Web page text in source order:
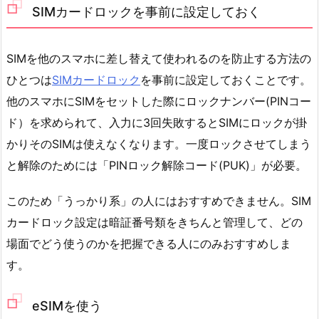
SIMカードロックを事前に設定しておく
SIMを他のスマホに差し替えて使われるのを防止する方法の
ひとつはSIMカードロック を事前に設定しておくことです。
他のスマホにSIMをセットした際にロックナンバー(PINコー
ド）を求められて、入力に3回失敗するとSIMにロックが掛
かりそのSIMは使えなくなります。一度ロックさせてしまう
と解除のためには「PINロック解除コード(PUK)」が必要。
このため「うっかり系」の人にはおすすめできません。SIM
カードロック設定は暗証番号類をきちんと管理して、どの
場面でどう使うのかを把握できる人にのみおすすめしま
す。
eSIMを使う